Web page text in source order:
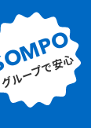
グループで安心